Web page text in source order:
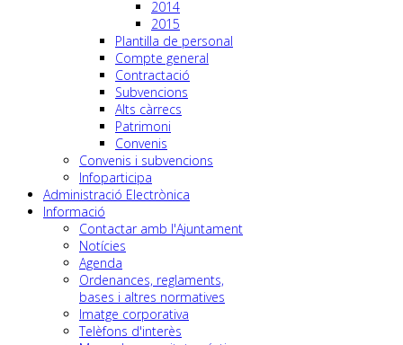
2014
2015
Plantilla de personal
Compte general
Contractació
Subvencions
Alts càrrecs
Patrimoni
Convenis
Convenis i subvencions
Infoparticipa
Administració Electrònica
Informació
Contactar amb l'Ajuntament
Notícies
Agenda
Ordenances, reglaments,
bases i altres normatives
Imatge corporativa
Telèfons d'interès